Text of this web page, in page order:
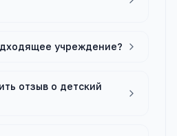
учреждение?
отзыв о детский